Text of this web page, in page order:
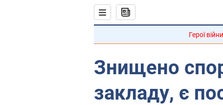
Герої війни
Знищено
закладу, є